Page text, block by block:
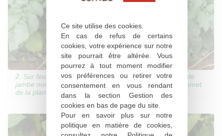
Ce site utilise des cookies.
En cas de refus de certains
cookies, votre expérience sur notre
site pourrait être altérée. Vous
pourrez à tout moment modifier
vos préférences ou retirer votre
consentement en vous rendant
dans la section Gestion des
cookies en bas de page du site.
Pour en savoir plus sur notre
politique en matière de cookies,
2. Sur feuillage : flétrissement associé à un symptôme de
jambe noire, avec jaunissement et enroulement du sommet
de la plante (© FN3PT - Y. Le Hingrat)